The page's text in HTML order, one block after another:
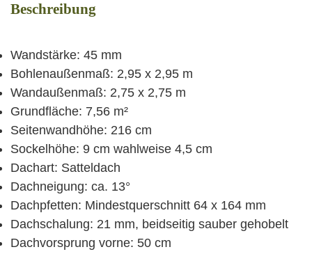
Beschreibung
Wandstärke: 45 mm
Bohlenaußenmaß: 2,95 x 2,95 m
Wandaußenmaß: 2,75 x 2,75 m
Grundfläche: 7,56 m²
Seitenwandhöhe: 216 cm
Sockelhöhe: 9 cm wahlweise 4,5 cm
Dachart: Satteldach
Dachneigung: ca. 13°
Dachpfetten: Mindestquerschnitt 64 x 164 mm
Dachschalung: 21 mm, beidseitig sauber gehobelt
Dachvorsprung vorne: 50 cm